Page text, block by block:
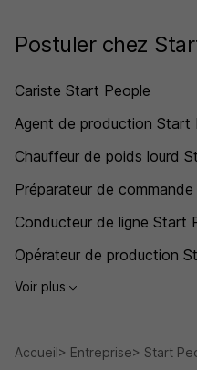
Postuler chez
Cariste Start People
Agent de production Start
Chauffeur de poids lourd
Préparateur de
Conducteur de ligne Start
Opérateur de production
Voir plus
Accueil Entreprise Start